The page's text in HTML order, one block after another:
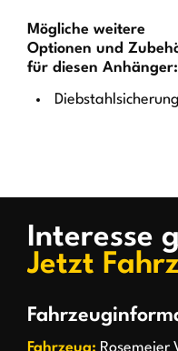
Mögliche weitere
Optionen und
für diesen Anhänger:
Diebstahlsicherung
Interesse
Jetzt
Fahrzeug: Rosemeier